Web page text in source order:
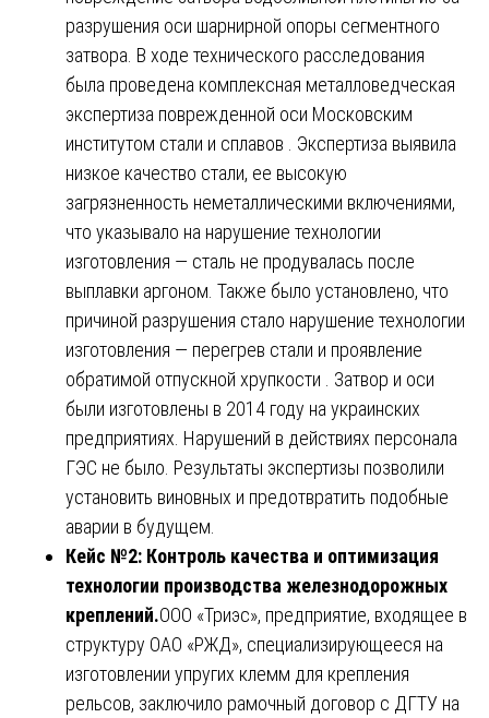
разрушения оси шарнирной опоры сегментного
затвора. В ходе технического расследования
была проведена комплексная металловедческая
экспертиза поврежденной оси Московским
институтом стали и сплавов . Экспертиза выявила
низкое качество стали, ее высокую
загрязненность неметаллическими включениями,
что указывало на нарушение технологии
изготовления — сталь не продувалась после
выплавки аргоном. Также было установлено, что
причиной разрушения стало нарушение технологии
изготовления — перегрев стали и проявление
обратимой отпускной хрупкости . Затвор и оси
были изготовлены в 2014 году на украинских
предприятиях. Нарушений в действиях персонала
ГЭС не было. Результаты экспертизы позволили
установить виновных и предотвратить подобные
аварии в будущем.
Кейс №2: Контроль качества и оптимизация
технологии производства железнодорожных
креплений.ООО «Триэс», предприятие, входящее в
структуру ОАО «РЖД», специализирующееся на
изготовлении упругих клемм для крепления
рельсов, заключило рамочный договор с ДГТУ на